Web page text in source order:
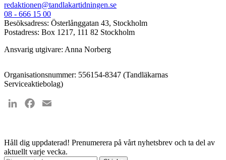
redaktionen@tandlakartidningen.se
08 - 666 15 00
Besöksadress: Österlånggatan 43, Stockholm
Postadress: Box 1217, 111 82 Stockholm
Ansvarig utgivare: Anna Norberg
Organisationsnummer: 556154-8347 (Tandläkarnas
Serviceaktiebolag)
LinkedInFacebook
Håll dig uppdaterad! Prenumerera på vårt nyhetsbrev och ta del av
aktuellt varje vecka.